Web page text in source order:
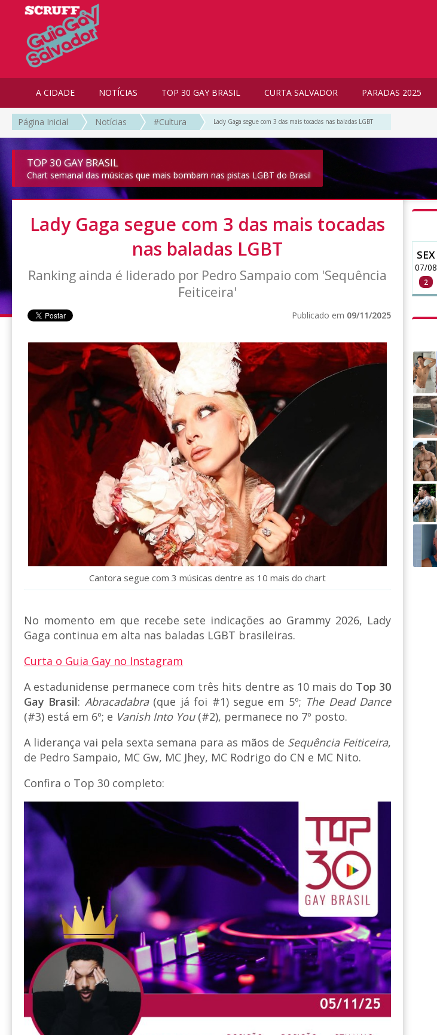
A CIDADE NOTÍCIAS TOP 30 GAY BRASIL CURTA SALVADOR PARADAS 2025
Página Inicial Notícias #Cultura Lady Gaga segue com 3 das mais tocadas nas baladas LGBT
TOP 30 GAY BRASIL
Chart semanal das músicas que mais bombam nas pistas LGBT do Brasil
Lady Gaga segue com 3 das mais tocadas
nas baladas LGBT
Ranking ainda é liderado por Pedro Sampaio com 'Sequência
Feiticeira'
Publicado em 09/11/2025
Cantora segue com 3 músicas dentre as 10 mais do chart
No momento em que recebe sete indicações ao Grammy 2026, Lady
Gaga continua em alta nas baladas LGBT brasileiras.
Curta o Guia Gay no Instagram
A estadunidense permanece com três hits dentre as 10 mais do Top 30
Gay Brasil: Abracadabra(que já foi #1) segue em 5º; The Dead Dance
(#3) está em 6º; e Vanish Into You(#2), permanece no 7º posto.
A liderança vai pela sexta semana para as mãos de Sequência Feiticeira,
de Pedro Sampaio, MC Gw, MC Jhey, MC Rodrigo do CN e MC Nito.
Confira o Top 30 completo:
SEX
07/08
2